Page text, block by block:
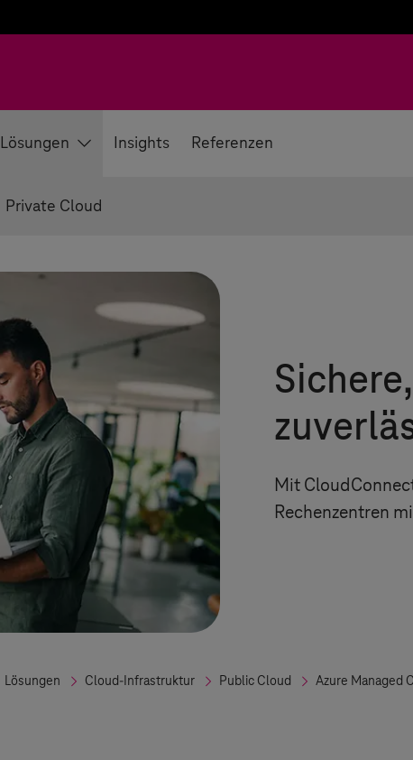
Lösungen Insights Referenzen
Private Cloud
Mit
Rechenzentren
Lösungen Cloud-Infrastruktur Public Cloud Azure Managed